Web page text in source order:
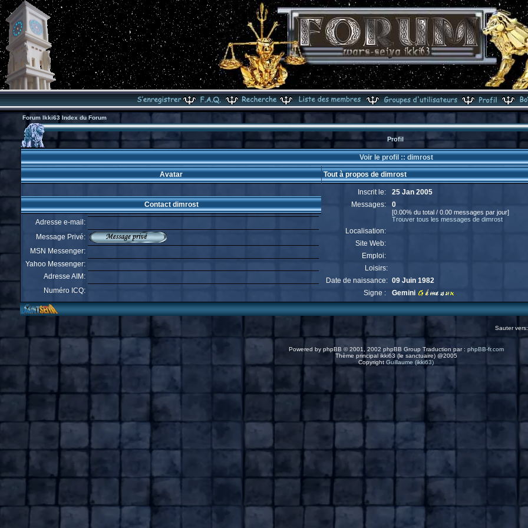
Forum Ikki63 Index du Forum
Profil
Voir le profil :: dimrost
Avatar Tout à propos de dimrost
Inscrit le:
25 Jan 2005
Messages:
0
[0.00% du total / 0.00 messages par jour]
Trouver tous les messages de dimrost
Localisation:
Site Web:
Emploi:
Loisirs:
Date de naissance: 09 Juin 1982
Signe :
Gemini
Contact dimrost
Adresse e-mail:
Message Privé:
MSN Messenger:
Yahoo Messenger:
Adresse AIM:
Numéro ICQ:
Sauter
Powered by phpBB © 2001, 2002 phpBB Group Traduction par : phpBB-fr.com
Thème principal ikki63 (le sanctuaire) @2005
Copyright Guillaume (ikki63)